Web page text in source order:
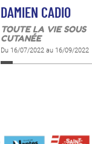
DAMIEN CADIO
TOUTE LA VIE SOUS
CUTANÉE
Du 16/07/2022 au 16/09/2022